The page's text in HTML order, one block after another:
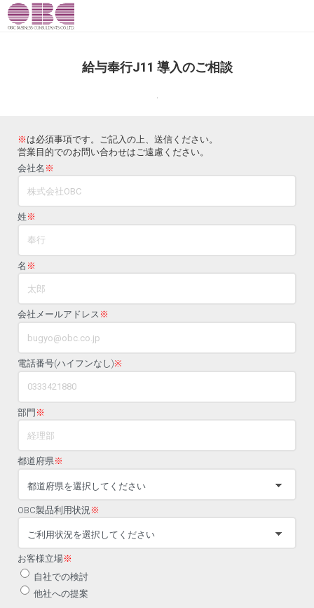
給与奉行J11 導入のご相談
※ は必須事項です。ご記入の上、送信ください。
営業目的でのお問い合わせはご遠慮ください。
会社名 ※
姓 ※
名 ※
会社メールアドレス ※
電話番号(ハイフンなし)※
部門 ※
都道府県※
OBC製品利用状況 ※
お客様立場※
自社での検討
他社への提案